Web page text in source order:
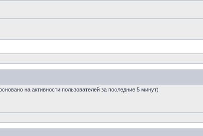
на активности пользователей за последние 5 минут)